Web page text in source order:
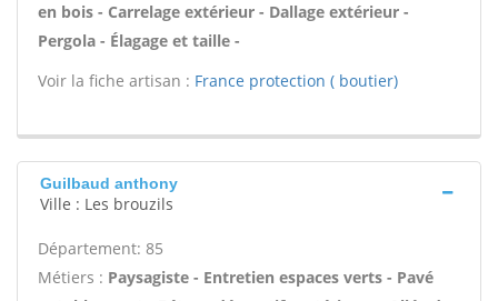
en bois - Carrelage extérieur - Dallage extérieur -
Pergola - Élagage et taille -
Voir la fiche artisan : France protection ( boutier)
Guilbaud anthony
Ville : Les brouzils
Département: 85
Métiers : Paysagiste - Entretien espaces verts - Pavé